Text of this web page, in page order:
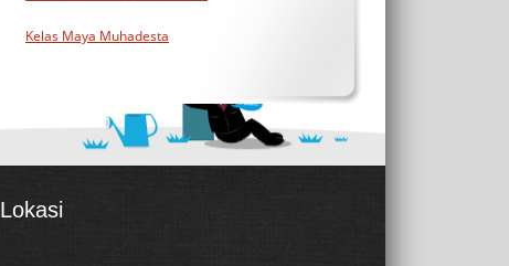
Kelas Maya Muhadesta
Lokasi